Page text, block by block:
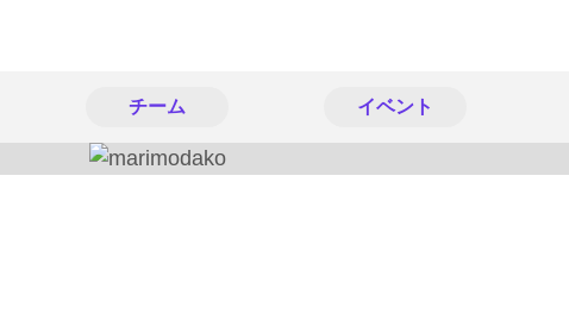
チーム イベント